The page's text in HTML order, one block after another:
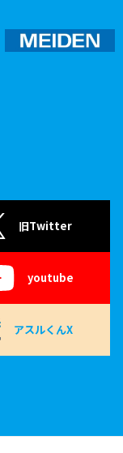
旧Twitter
youtube
アスルくんX